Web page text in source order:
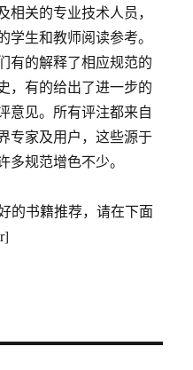
关的专业技术人员，
生和教师阅读参考。
的解释了相应规范的
，有的给出了进一步的
意见。所有评注都来自
专家及用户，这些源于
规范增色不少。
书籍推荐，请在下面